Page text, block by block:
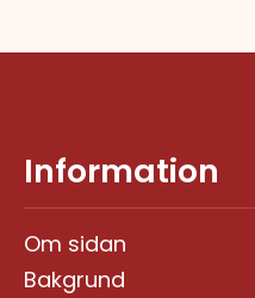
Information
Om sidan
Bakgrund